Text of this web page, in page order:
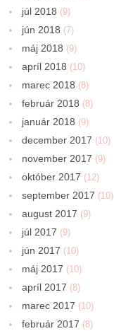
júl 2018 (9)
jún 2018 (7)
máj 2018 (9)
apríl 2018 (10)
marec 2018 (8)
február 2018 (8)
január 2018 (9)
december 2017 (10)
november 2017 (9)
október 2017 (12)
september 2017 (10)
august 2017 (9)
júl 2017 (9)
jún 2017 (10)
máj 2017 (10)
apríl 2017 (8)
marec 2017 (10)
február 2017 (8)